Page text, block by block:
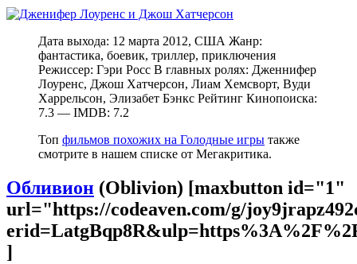
Дата выхода: 12 марта 2012, США Жанр:
фантастика, боевик, триллер, приключения
Режиссер: Гэри Росс В главных ролях: Дженнифер
Лоуренс, Джош Хатчерсон, Лиам Хемсворт, Вуди
Харрельсон, Элизабет Бэнкс Рейтинг Кинопоиска:
7.3 — IMDB: 7.2
Топ фильмов похожих на Голодные игры также
смотрите в нашем списке от Мегакритика.
Обливион (Oblivion) [maxbutton id="1"
url="https://codeaven.com/g/
]